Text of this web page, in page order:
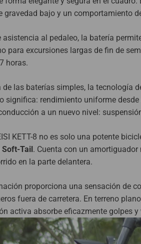
gravedad bajo y un comportamiento
asistencia al pedaleo, la batería
para excursiones largas de fin de
horas.
de las baterías simples, la tecnología
significa: rendimiento uniforme
a un nuevo nivel:
KETT-8 no es solo una potente
Soft-Tail. Cuenta con un
en la parte delantera.
proporciona una sensación de
fuera de carretera. En terreno
activa absorbe eficazmente golpes